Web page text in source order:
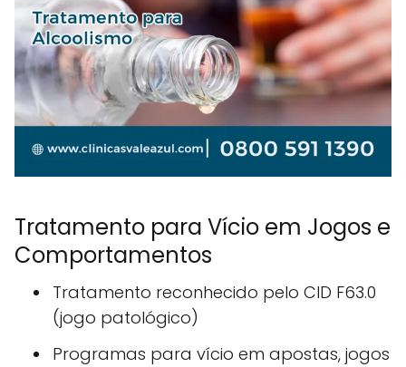
Tratamento para Vício em Jogos e
Comportamentos
Tratamento reconhecido pelo CID F63.0
(jogo patológico)
Programas para vício em apostas, jogos